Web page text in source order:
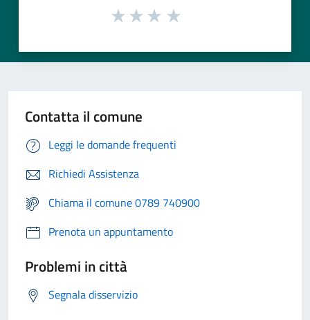
Contatta il comune
Leggi le domande frequenti
Richiedi Assistenza
Chiama il comune 0789 740900
Prenota un appuntamento
Problemi in città
Segnala disservizio